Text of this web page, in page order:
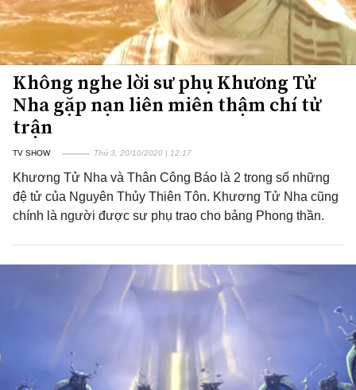
Không nghe lời sư phụ Khương Tử
Nha gặp nạn liên miên thậm chí tử
trận
TV SHOW Thứ 3, 20/10/2020 | 12:17
Khương Tử Nha và Thân Công Báo là 2 trong số những
đệ tử của Nguyên Thủy Thiên Tôn. Khương Tử Nha cũng
chính là người được sư phụ trao cho bảng Phong thần.